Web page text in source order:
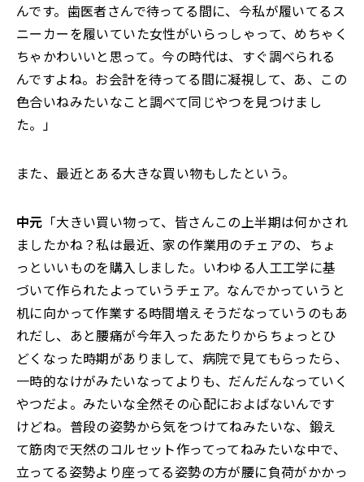
んです。歯医者さんで待ってる間に、今私が履いてるス
ニーカーを履いていた女性がいらっしゃって、めちゃく
ちゃかわいいと思って。今の時代は、すぐ調べられる
んですよね。お会計を待ってる間に凝視して、あ、この
色合いねみたいなこと調べて同じやつを見つけまし
た。」
また、最近とある大きな買い物もしたという。
中元 「大きい買い物って、皆さんこの上半期は何かされ
ましたかね？私は最近、家の作業用のチェアの、ちょ
っといいものを購入しました。いわゆる人工工学に基
づいて作られたよっていうチェア。なんでかっていうと
机に向かって作業する時間増えそうだなっていうのもあ
れだし、あと腰痛が今年入ったあたりからちょっとひ
どくなった時期がありまして、病院で見てもらったら、
一時的なけがみたいなってよりも、だんだんなっていく
やつだよ。みたいな全然その心配におよばないんです
けどね。普段の姿勢から気をつけてねみたいな、鍛え
て筋肉で天然のコルセット作ってってねみたいな中で、
立ってる姿勢より座ってる姿勢の方が腰に負荷がかかっ